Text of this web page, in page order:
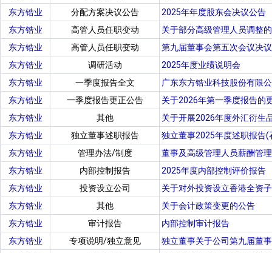
东方锆业
分配方案决议公告
2025年年度股东会决议公告
东方锆业
高管人员任职变动
关于部分高级管理人员调整
东方锆业
高管人员任职变动
第九届董事会第五次会议决
东方锆业
调研活动
2025年度业绩说明会
东方锆业
一季度报告全文
广东东方锆业科技股份有限
东方锆业
一季度报告更正公告
关于2026年第一季度报告的
东方锆业
其他
关于开展2026年度外汇衍生
东方锆业
独立董事述职报告
独立董事2025年度述职报告(
东方锆业
管理办法/制度
董事及高级管理人员薪酬管
东方锆业
内部控制报告
2025年度内部控制评价报告
东方锆业
投资设立公司
关于对外投资设立香港全资
东方锆业
其他
关于会计政策变更的公告
东方锆业
审计报告
内部控制审计报告
东方锆业
专项说明/独立意见
独立董事关于公司第九届董